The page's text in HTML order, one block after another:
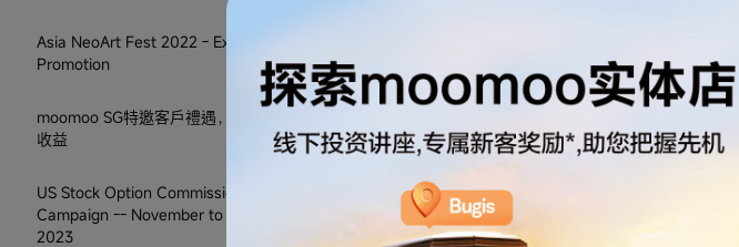
Asia NeoArt Fest 2022 - Existing User
Promotion
moomoo SG特邀客戶禮遇，5%*固定年化
收益
US Stock Option Commission-Free
Campaign -- November to December
2023